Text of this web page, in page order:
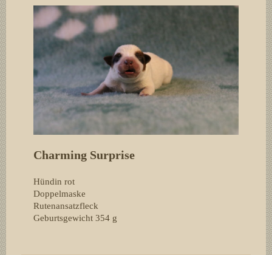
Charming Surprise
Hündin rot
Doppelmaske
Rutenansatzfleck
Geburtsgewicht 354 g